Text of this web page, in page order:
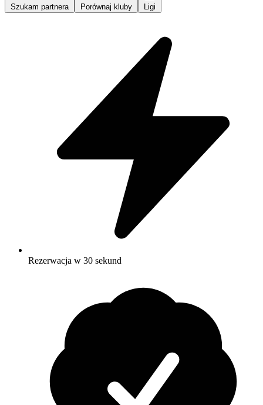
Szukam partnera Porównaj kluby Ligi
Rezerwacja w 30 sekund